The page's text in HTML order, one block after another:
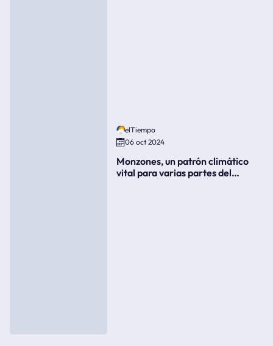
elTiempo
06 oct 2024
Monzones, un patrón climático
vital para varias partes del